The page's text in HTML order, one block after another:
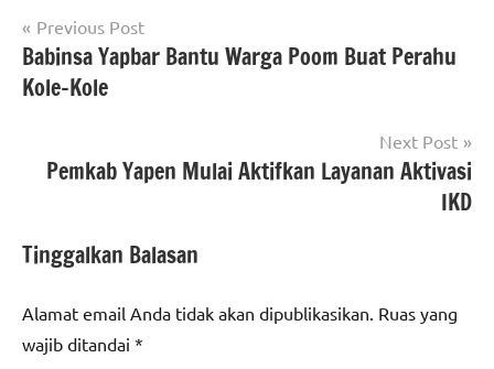
Navigasi
pos
Previous Post
Babinsa Yapbar Bantu Warga Poom Buat Perahu
Kole-Kole
Next Post
Pemkab Yapen Mulai Aktifkan Layanan Aktivasi
IKD
Tinggalkan Balasan
Alamat email Anda tidak akan dipublikasikan. Ruas yang
wajib ditandai *